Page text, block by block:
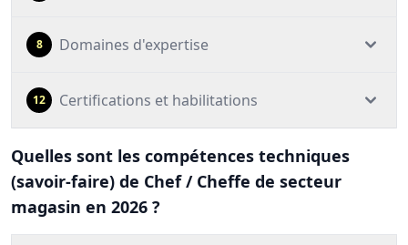
8 Domaines d'expertise
12 Certifications et habilitations
Quelles sont les compétences techniques
(savoir-faire) de Chef / Cheffe de secteur
magasin en 2026 ?